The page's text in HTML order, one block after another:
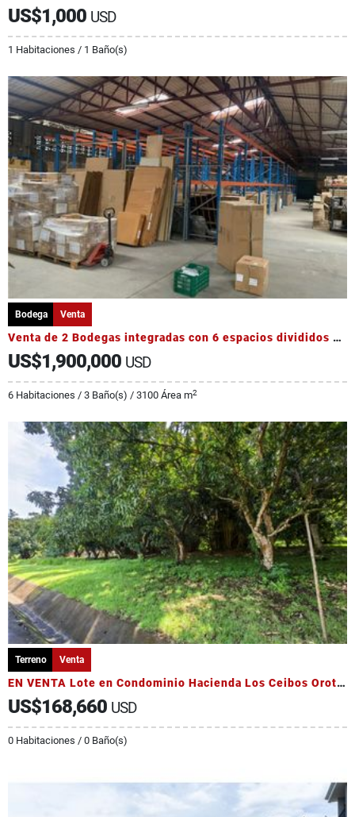
US$1,000 USD
1 Habitaciones / 1 Baño(s)
Bodega Venta
Venta de 2 Bodegas integradas con 6 espacios divididos 2 showroom
US$1,900,000 USD
6 Habitaciones / 3 Baño(s) / 3100 Área m2
Terreno Venta
EN VENTA Lote en Condominio Hacienda Los Ceibos Orotina
US$168,660 USD
0 Habitaciones / 0 Baño(s)